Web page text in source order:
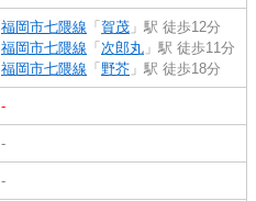
福岡市七隈線 「 賀茂 」駅 徒歩12分
福岡市七隈線 「 次郎丸 」駅 徒歩11分
福岡市七隈線 「 野芥 」駅 徒歩18分
-
-
-